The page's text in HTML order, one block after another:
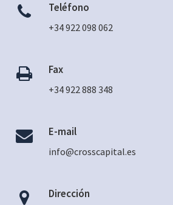
Teléfono
+34 922 098 062
Fax
+34 922 888 348
E-mail
info@crosscapital.es
Dirección